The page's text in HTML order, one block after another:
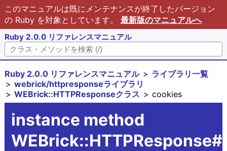
このマニュアルは既にメンテナンスが終了したバージョン
の Ruby を対象としています。 最新版のマニュアルへ
Ruby 2.0.0 リファレンスマニュアル
Ruby 2.0.0 リファレンスマニュアル
ライブラリ一覧
webrick/httpresponseライブラリ
WEBrick::HTTPResponseクラス
cookies
instance method